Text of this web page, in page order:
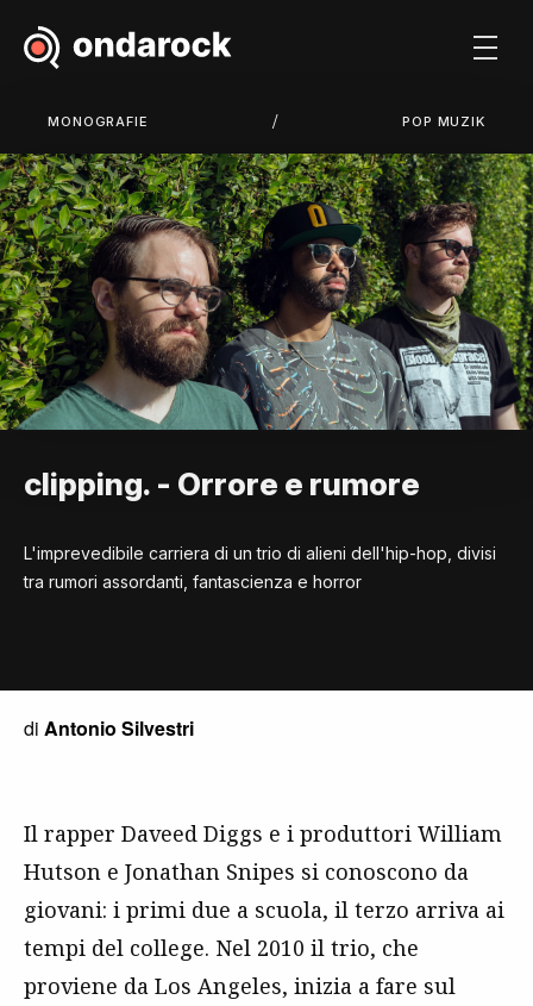
MONOGRAFIE / POP MUZIK
clipping. - Orrore e rumore
L'imprevedibile carriera di un trio di alieni dell'hip-hop, divisi
tra rumori assordanti, fantascienza e horror
di Antonio Silvestri
Il rapper Daveed Diggs e i produttori William
Hutson e Jonathan Snipes si conoscono da
giovani: i primi due a scuola, il terzo arriva ai
tempi del college. Nel 2010 il trio, che
proviene da Los Angeles, inizia a fare sul